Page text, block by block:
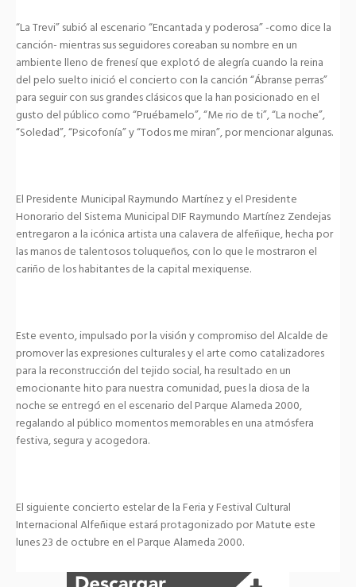
“La Trevi” subió al escenario “Encantada y poderosa” -como dice la
canción- mientras sus seguidores coreaban su nombre en un
ambiente lleno de frenesí que explotó de alegría cuando la reina
del pelo suelto inició el concierto con la canción “Ábranse perras”
para seguir con sus grandes clásicos que la han posicionado en el
gusto del público como “Pruébamelo”, “Me rio de ti”, “La noche”,
“Soledad”, “Psicofonía” y “Todos me miran”, por mencionar algunas.
El Presidente Municipal Raymundo Martínez y el Presidente
Honorario del Sistema Municipal DIF Raymundo Martínez Zendejas
entregaron a la icónica artista una calavera de alfeñique, hecha por
las manos de talentosos toluqueños, con lo que le mostraron el
cariño de los habitantes de la capital mexiquense.
Este evento, impulsado por la visión y compromiso del Alcalde de
promover las expresiones culturales y el arte como catalizadores
para la reconstrucción del tejido social, ha resultado en un
emocionante hito para nuestra comunidad, pues la diosa de la
noche se entregó en el escenario del Parque Alameda 2000,
regalando al público momentos memorables en una atmósfera
festiva, segura y acogedora.
El siguiente concierto estelar de la Feria y Festival Cultural
Internacional Alfeñique estará protagonizado por Matute este
lunes 23 de octubre en el Parque Alameda 2000.